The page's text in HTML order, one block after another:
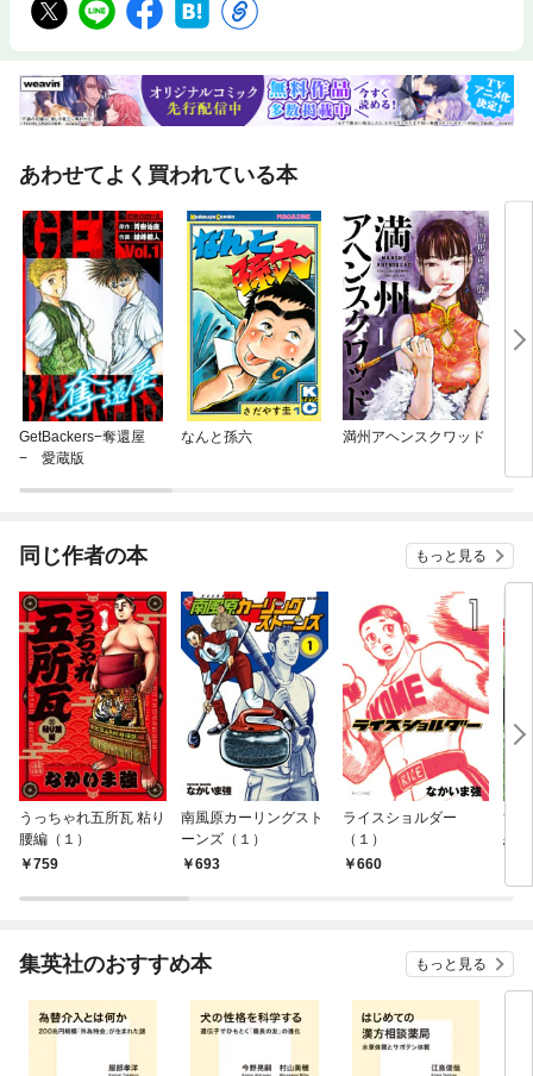
あわせてよく買われている本
GetBackers−奪還屋
− 愛蔵版
なんと孫六 満州アヘンスクワッド
同じ作者の本 もっと見る
うっちゃれ五所瓦 粘り
腰編（１）
759
南風原カーリングスト
ーンズ（１）
693
ライスショルダー
（１）
660
黄
恋
集英社のおすすめ本 もっと見る